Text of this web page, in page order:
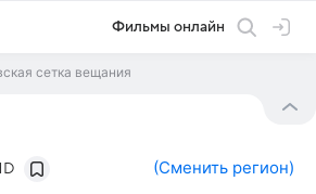
Фильмы онлайн
сетка вещания
(Сменить регион)